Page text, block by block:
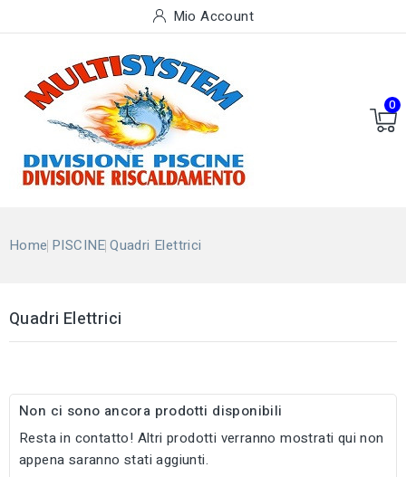
Mio Account
0
Home PISCINE Quadri Elettrici
Quadri Elettrici
Non ci sono ancora prodotti disponibili
Resta in contatto! Altri prodotti verranno mostrati qui non
appena saranno stati aggiunti.